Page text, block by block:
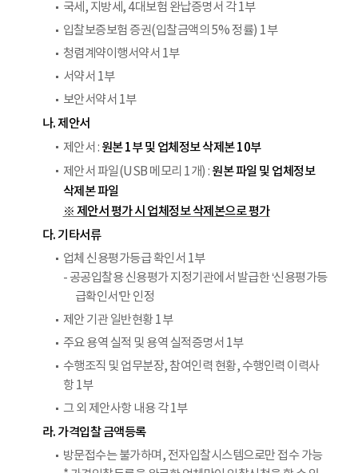
국세, 지방세, 4대보험 완납증명서 각 1부
입찰보증보험 증권(입찰금액의 5% 정률) 1부
청렴계약이행서약서 1부
서약서 1부
보안서약서 1부
나. 제안서
제안서 : 원본 1부 및 업체정보 삭제본 10부
제안서 파일(USB 메모리 1개) : 원본 파일 및 업체정보
삭제본 파일
※ 제안서 평가 시 업체정보 삭제본으로 평가
다. 기타서류
업체 신용평가등급 확인서 1부
- 공공입찰용 신용평가 지정기관에서 발급한 ‘신용평가등
급확인서’만 인정
제안 기관 일반현황 1부
주요 용역 실적 및 용역 실적증명서 1부
수행조직 및 업무분장, 참여인력 현황, 수행인력 이력사
항 1부
그 외 제안사항 내용 각 1부
라. 가격입찰 금액등록
방문접수는 불가하며, 전자입찰시스템으로만 접수 가능